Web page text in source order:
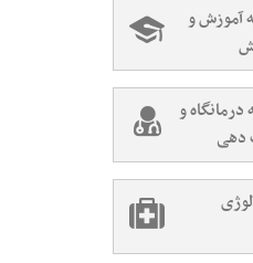
آموزش و
درمانگاه و
دهی